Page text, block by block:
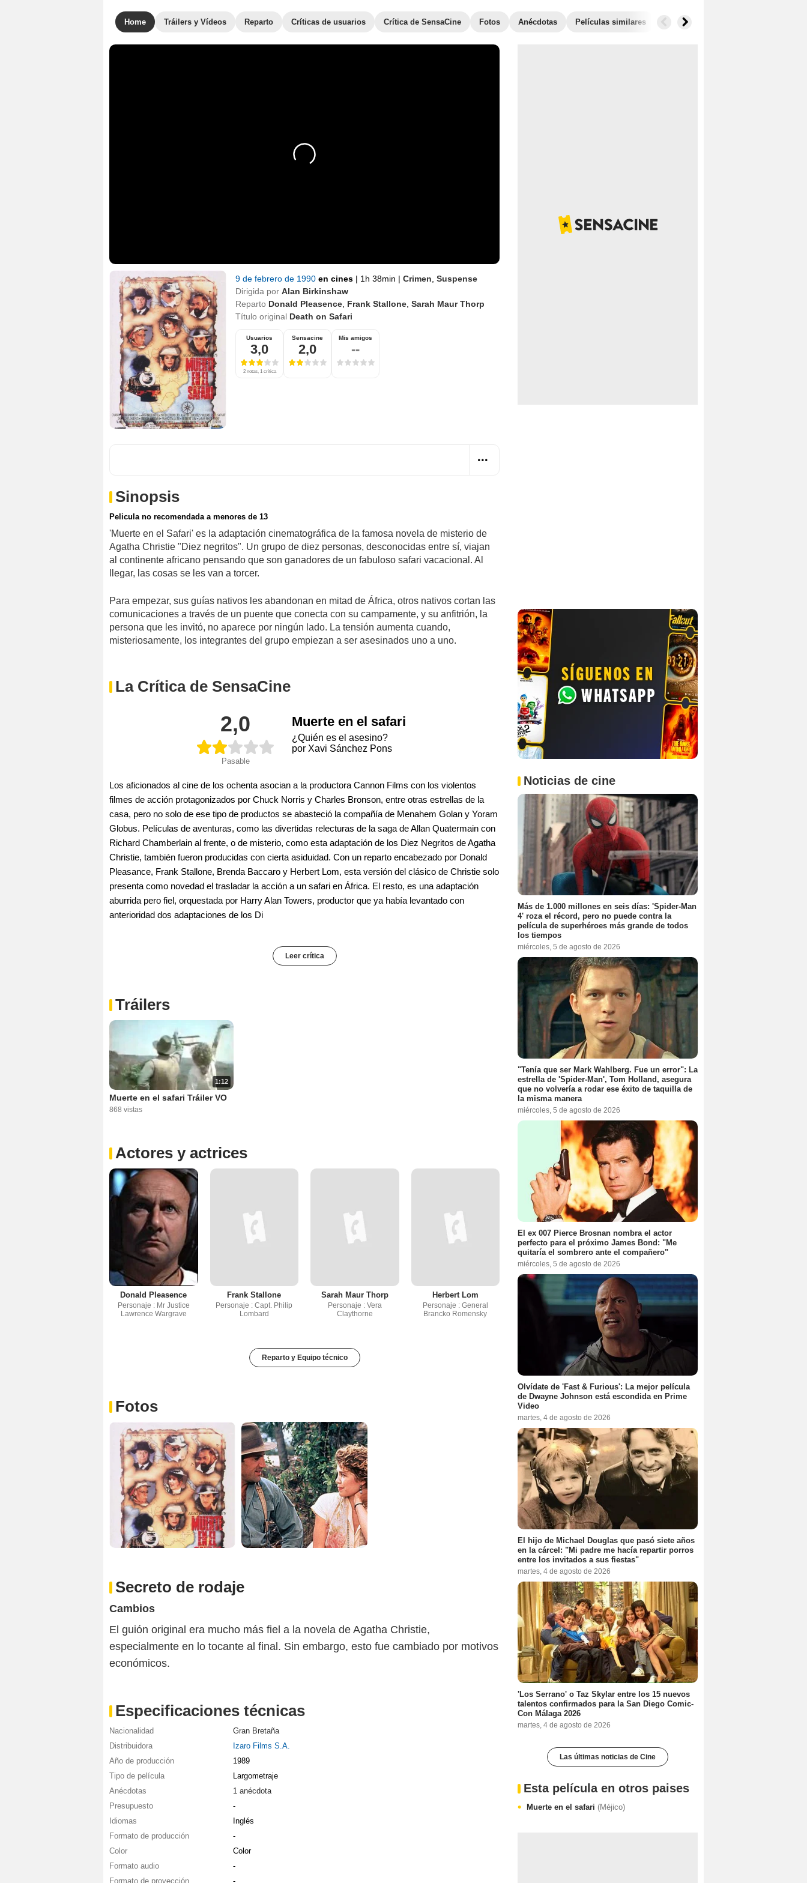
Home Tráilers y Vídeos Reparto Críticas de usuarios Crítica de SensaCine Fotos Anécdotas Películas similares
9 de febrero de 1990 en cines | 1h 38min | Crimen Suspense
Dirigida por Alan Birkinshaw
Reparto Donald Pleasence Frank Stallone Sarah Maur Thorp
Título original Death on Safari
Usuarios
3,0
2 notas, 1 crítica
Sensacine
2,0
Mis amigos
--
Sinopsis
Pelicula no recomendada a menores de 13
'Muerte en el Safari' es la adaptación cinematográfica de la famosa novela de misterio de
Agatha Christie "Diez negritos". Un grupo de diez personas, desconocidas entre sí, viajan
al continente africano pensando que son ganadores de un fabuloso safari vacacional. Al
llegar, las cosas se les van a torcer.
Para empezar, sus guías nativos les abandonan en mitad de África, otros nativos cortan las
comunicaciones a través de un puente que conecta con su campamente, y su anfitrión, la
persona que les invitó, no aparece por ningún lado. La tensión aumenta cuando,
misteriosamente, los integrantes del grupo empiezan a ser asesinados uno a uno.
La Crítica de SensaCine
2,0
Pasable
Muerte en el safari
¿Quién es el asesino?
por Xavi Sánchez Pons
Los aficionados al cine de los ochenta asocian a la productora Cannon Films con los violentos
filmes de acción protagonizados por Chuck Norris y Charles Bronson, entre otras estrellas de la
casa, pero no solo de ese tipo de productos se abasteció la compañía de Menahem Golan y Yoram
Globus. Películas de aventuras, como las divertidas relecturas de la saga de Allan Quatermain con
Richard Chamberlain al frente, o de misterio, como esta adaptación de los Diez Negritos de Agatha
Christie, también fueron producidas con cierta asiduidad. Con un reparto encabezado por Donald
Pleasance, Frank Stallone, Brenda Baccaro y Herbert Lom, esta versión del clásico de Christie solo
presenta como novedad el trasladar la acción a un safari en África. El resto, es una adaptación
aburrida pero fiel, orquestada por Harry Alan Towers, productor que ya había levantado con
anterioridad dos adaptaciones de los Di
Leer crítica
Tráilers
1:12
Muerte en el safari Tráiler VO
868 vistas
Actores y actrices
Donald Pleasence
Personaje : Mr Justice
Lawrence Wargrave
Frank Stallone
Personaje : Capt. Philip
Lombard
Sarah Maur Thorp
Personaje : Vera
Claythorne
Herbert Lom
Personaje : General
Brancko Romensky
Reparto y Equipo técnico
Fotos
Secreto de rodaje
Cambios
El guión original era mucho más fiel a la novela de Agatha Christie,
especialmente en lo tocante al final. Sin embargo, esto fue cambiado por motivos
económicos.
Especificaciones técnicas
Nacionalidad
Gran Bretaña
Distribuidora
Izaro Films S.A.
Año de producción
1989
Tipo de película
Largometraje
Anécdotas
1 anécdota
Presupuesto
-
Idiomas
Inglés
Formato de producción
-
Color
Color
Formato audio
-
Formato de proyección
-
Noticias de cine
Más de 1.000 millones en seis días: 'Spider-Man
4' roza el récord, pero no puede contra la
película de superhéroes más grande de todos
los tiempos
miércoles, 5 de agosto de 2026
"Tenía que ser Mark Wahlberg. Fue un error": La
estrella de 'Spider-Man', Tom Holland, asegura
que no volvería a rodar ese éxito de taquilla de
la misma manera
miércoles, 5 de agosto de 2026
El ex 007 Pierce Brosnan nombra el actor
perfecto para el próximo James Bond: "Me
quitaría el sombrero ante el compañero"
miércoles, 5 de agosto de 2026
Olvídate de 'Fast & Furious': La mejor película
de Dwayne Johnson está escondida en Prime
Video
martes, 4 de agosto de 2026
El hijo de Michael Douglas que pasó siete años
en la cárcel: "Mi padre me hacía repartir porros
entre los invitados a sus fiestas"
martes, 4 de agosto de 2026
'Los Serrano' o Taz Skylar entre los 15 nuevos
talentos confirmados para la San Diego Comic-
Con Málaga 2026
martes, 4 de agosto de 2026
Las últimas noticias de Cine
Esta película en otros paises
Muerte en el safari (Méjico)